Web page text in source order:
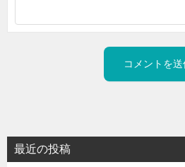
最近の投稿